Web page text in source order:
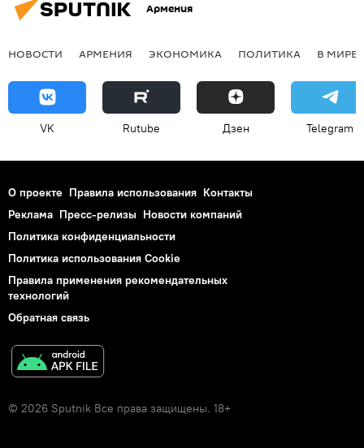
Армения
НОВОСТИ АРМЕНИЯ ЭКОНОМИКА ПОЛИТИКА В МИРЕ
VK Rutube Дзен Telegram
О проекте Правила использования Контакты
Реклама Пресс-релизы Новости компаний
Политика конфиденциальности
Политика использования Cookie
Правила применения рекомендательных
технологий
Обратная связь
© 2026 Sputnik Все права защищены. 18+